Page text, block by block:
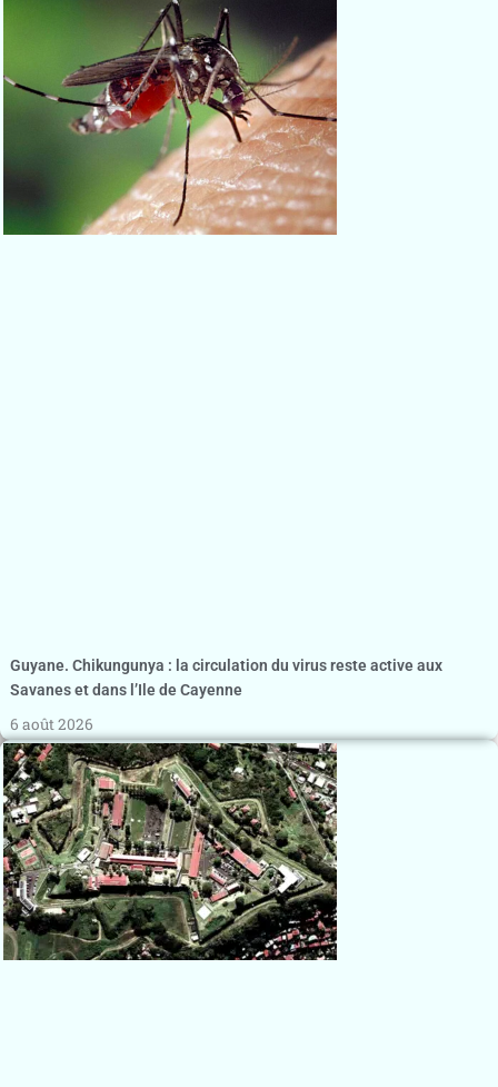
Guyane. Chikungunya : la circulation du virus reste active aux
Savanes et dans l’Ile de Cayenne
6 août 2026